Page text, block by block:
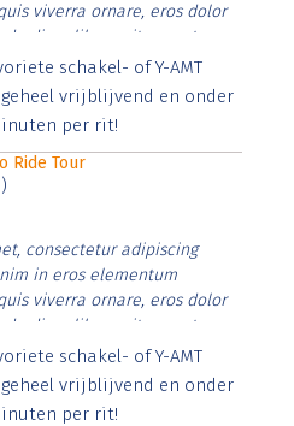
viverra ornare, eros dolor
diam libero vitae erat.
cursus id rutrum lorem
risus tristique posuere.
schakel- of Y-AMT
vrijblijvend en onder
per rit!
Ride Tour
consectetur adipiscing
in eros elementum
viverra ornare, eros dolor
diam libero vitae erat.
cursus id rutrum lorem
risus tristique posuere.
schakel- of Y-AMT
vrijblijvend en onder
per rit!